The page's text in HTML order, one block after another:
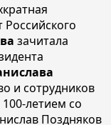
зачитала
и сотрудников
летием со
Поздняков